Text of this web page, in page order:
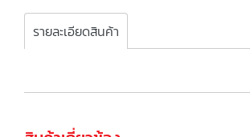
รายละเอียดสินค้า